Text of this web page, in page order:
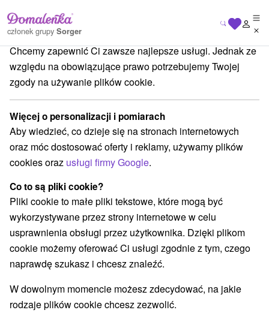
członek grupy Sorger
Blog Gdzie wybrać się na wycieczkę z dziećmi na Liptowie
GDZIE WYBRAĆ SIĘ NA
WYCIECZKĘ Z DZIEĆMI NA
LIPTOWIE
Margaréta Koklesová 20. 09. 2019
Dbamy o Twoją prywatność
Chcemy zapewnić Ci zawsze najlepsze usługi. Jednak ze
względu na obowiązujące prawo potrzebujemy Twojej
zgody na używanie plików cookie.
Więcej o personalizacji i pomiarach
Aby wiedzieć, co dzieje się na stronach internetowych
oraz móc dostosować oferty i reklamy, używamy plików
cookies oraz usługi firmy Google.
Co to są pliki cookie?
Pliki cookie to małe pliki tekstowe, które mogą być
wykorzystywane przez strony internetowe w celu
usprawnienia obsługi przez użytkownika. Dzięki plikom
cookie możemy oferować Ci usługi zgodnie z tym, czego
naprawdę szukasz i chcesz znaleźć.
W dowolnym momencie możesz zdecydować, na jakie
rodzaje plików cookie chcesz zezwolić.